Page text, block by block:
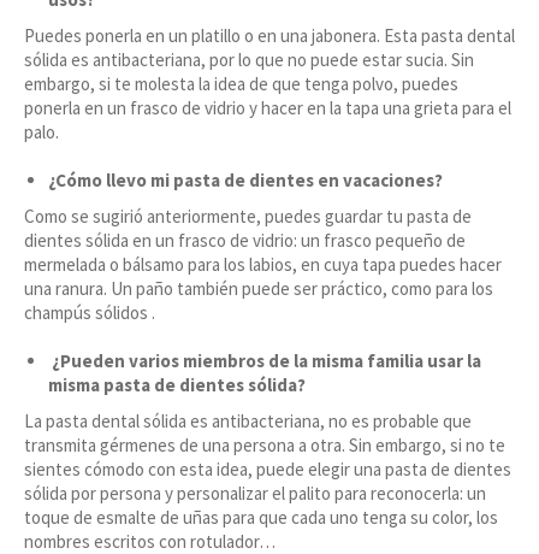
Puedes ponerla en un platillo o en una jabonera. Esta pasta dental
sólida es antibacteriana, por lo que no puede estar sucia. Sin
embargo, si te molesta la idea de que tenga polvo, puedes
ponerla en un frasco de vidrio y hacer en la tapa una grieta para el
palo.
¿Cómo llevo mi pasta de dientes en vacaciones?
Como se sugirió anteriormente, puedes guardar tu pasta de
dientes sólida en un frasco de vidrio: un frasco pequeño de
mermelada o bálsamo para los labios, en cuya tapa puedes hacer
una ranura. Un paño también puede ser práctico, como para los
champús sólidos .
¿Pueden varios miembros de la misma familia usar la
misma pasta de dientes sólida?
La pasta dental sólida es antibacteriana, no es probable que
transmita gérmenes de una persona a otra. Sin embargo, si no te
sientes cómodo con esta idea, puede elegir una pasta de dientes
sólida por persona y personalizar el palito para reconocerla: un
toque de esmalte de uñas para que cada uno tenga su color, los
nombres escritos con rotulador…